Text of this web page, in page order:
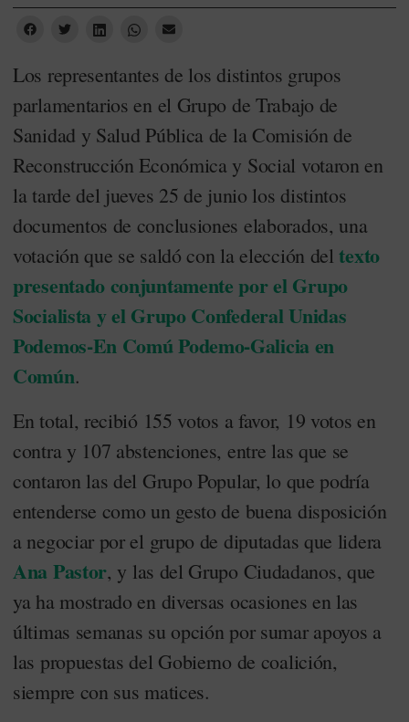
Los representantes de los distintos grupos
parlamentarios en el Grupo de Trabajo de
Sanidad y Salud Pública de la Comisión de
Reconstrucción Económica y Social votaron en
la tarde del jueves 25 de junio los distintos
documentos de conclusiones elaborados, una
votación que se saldó con la elección deltexto
presentado conjuntamente por el Grupo
Socialista y el Grupo Confederal Unidas
Podemos-En Comú Podemo-Galicia en
Común.
En total, recibió 155 votos a favor, 19 votos en
contra y 107 abstenciones, entre las que se
contaron las del Grupo Popular, lo que podría
entenderse como un gesto de buena disposición
a negociar por el grupo de diputadas que lidera
Ana Pastor, y las del Grupo Ciudadanos, que
ya ha mostrado en diversas ocasiones en las
últimas semanas su opción por sumar apoyos a
las propuestas del Gobierno de coalición,
siempre con sus matices.